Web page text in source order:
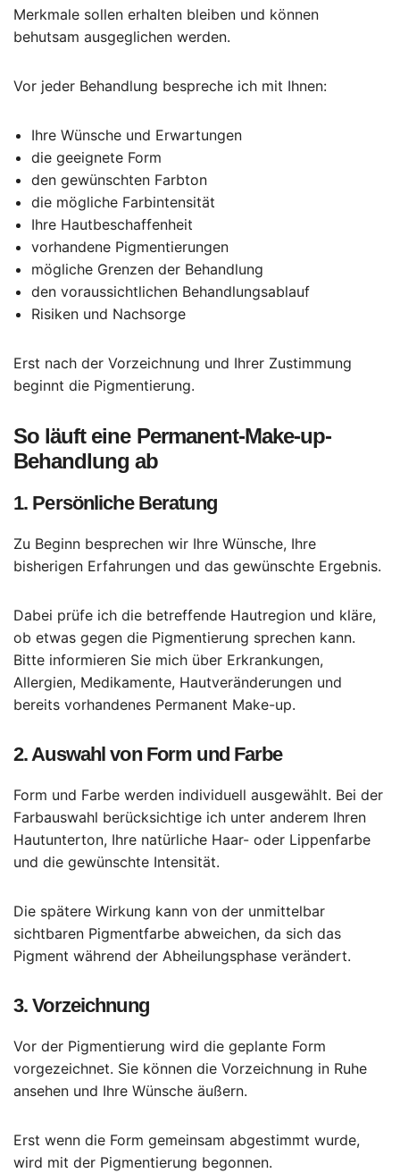
Merkmale sollen erhalten bleiben und können
behutsam ausgeglichen werden.
Vor jeder Behandlung bespreche ich mit Ihnen:
Ihre Wünsche und Erwartungen
die geeignete Form
den gewünschten Farbton
die mögliche Farbintensität
Ihre Hautbeschaffenheit
vorhandene Pigmentierungen
mögliche Grenzen der Behandlung
den voraussichtlichen Behandlungsablauf
Risiken und Nachsorge
Erst nach der Vorzeichnung und Ihrer Zustimmung
beginnt die Pigmentierung.
So läuft eine Permanent-Make-up-
Behandlung ab
1. Persönliche Beratung
Zu Beginn besprechen wir Ihre Wünsche, Ihre
bisherigen Erfahrungen und das gewünschte Ergebnis.
Dabei prüfe ich die betreffende Hautregion und kläre,
ob etwas gegen die Pigmentierung sprechen kann.
Bitte informieren Sie mich über Erkrankungen,
Allergien, Medikamente, Hautveränderungen und
bereits vorhandenes Permanent Make-up.
2. Auswahl von Form und Farbe
Form und Farbe werden individuell ausgewählt. Bei der
Farbauswahl berücksichtige ich unter anderem Ihren
Hautunterton, Ihre natürliche Haar- oder Lippenfarbe
und die gewünschte Intensität.
Die spätere Wirkung kann von der unmittelbar
sichtbaren Pigmentfarbe abweichen, da sich das
Pigment während der Abheilungsphase verändert.
3. Vorzeichnung
Vor der Pigmentierung wird die geplante Form
vorgezeichnet. Sie können die Vorzeichnung in Ruhe
ansehen und Ihre Wünsche äußern.
Erst wenn die Form gemeinsam abgestimmt wurde,
wird mit der Pigmentierung begonnen.